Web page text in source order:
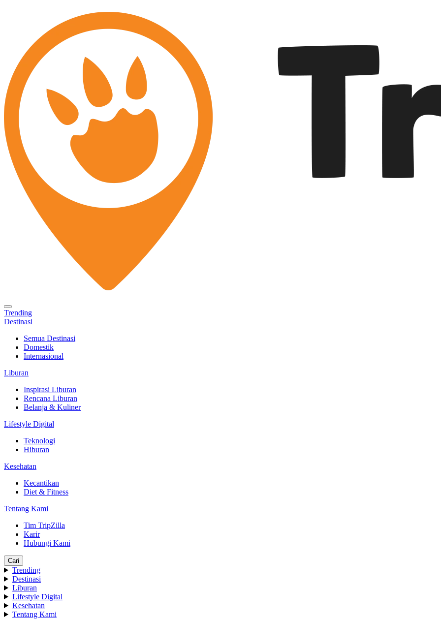
Trending
Destinasi
Semua Destinasi
Domestik
Internasional
Liburan
Inspirasi Liburan
Rencana Liburan
Belanja & Kuliner
Lifestyle Digital
Teknologi
Hiburan
Kesehatan
Kecantikan
Diet & Fitness
Tentang Kami
Tim TripZilla
Karir
Hubungi Kami
Cari
Trending
Destinasi
Liburan
Lifestyle Digital
Kesehatan
Tentang Kami